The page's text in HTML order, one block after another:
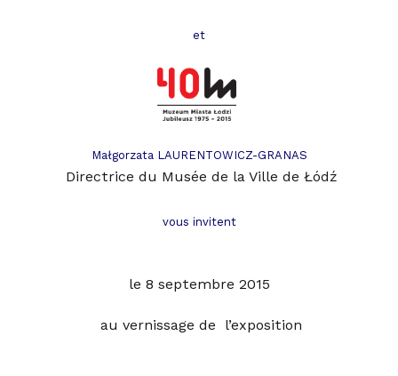
et
Małgorzata LAURENTOWICZ-GRANAS
Directrice du Musée de la Ville de Łódź
vous invitent
le 8 septembre 2015
au vernissage de l’exposition